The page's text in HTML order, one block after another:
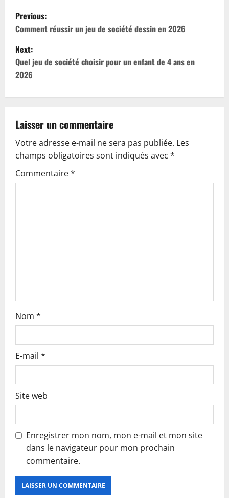
P
o
s
t
n
a
v
i
g
Previous:
Comment réussir un jeu de société dessin en 2026
Next:
Quel jeu de société choisir pour un enfant de 4 ans en
2026
Laisser un commentaire
Votre adresse e-mail ne sera pas publiée. Les
champs obligatoires sont indiqués avec *
Commentaire*
Nom *
E-mail *
Site web
Enregistrer mon nom, mon e-mail et mon site
dans le navigateur pour mon prochain
commentaire.